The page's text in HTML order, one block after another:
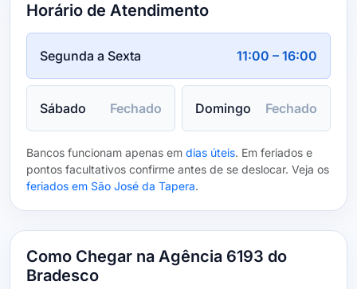
Horário de Atendimento
Segunda a Sexta 11:00 – 16:00
Sábado Fechado Domingo Fechado
Bancos funcionam apenas em dias úteis. Em feriados e
pontos facultativos confirme antes de se deslocar. Veja os
feriados em São José da Tapera.
Como Chegar na Agência 6193 do
Bradesco